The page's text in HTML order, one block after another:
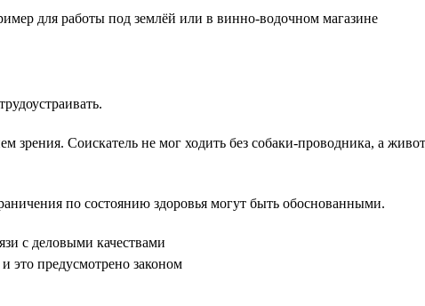
для работы под землёй или в винно-водочном магазине
зрения. Соискатель не мог ходить без собаки-проводника, а
по состоянию здоровья могут быть обоснованными.
с деловыми качествами
это предусмотрено законом